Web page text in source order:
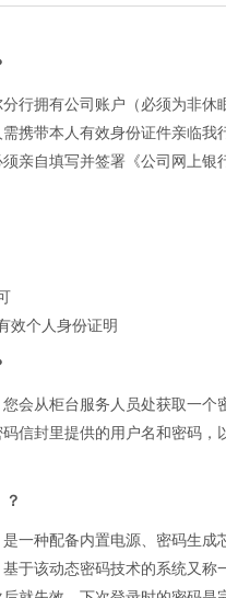
行拥有公司账户（必须为非
携带本人有效身份证件亲临
亲自填写并签署《公司网上
效个人身份证明
会从柜台服务人员处获取一
信封里提供的用户名和密码
一种配备内置电源、密码生
于该动态密码技术的系统又